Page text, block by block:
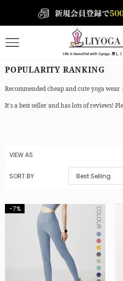
POPULARITY RANKING
Recommended cheap and cute yoga
It's a best seller and has lots of reviews!
VIEW AS
SORT BY Best Selling
-7%